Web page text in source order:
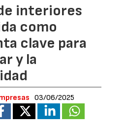
interiores
como
clave para
y la
03/06/2025